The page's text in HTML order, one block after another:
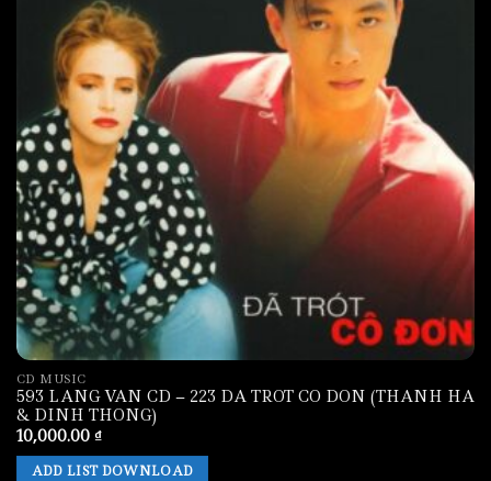
CD MUSIC
593 LANG VAN CD – 223 DA TROT CO DON (THANH HA
& DINH THONG)
10,000.00 ₫
ADD LIST DOWNLOAD